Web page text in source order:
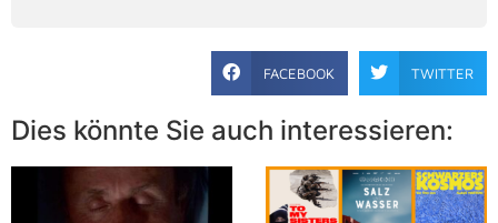
FACEBOOK TWITTER
Dies könnte Sie auch interessieren: